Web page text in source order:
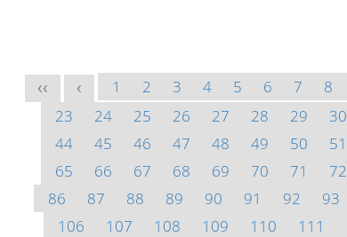
<< < 1 2 3 4 5 6 7 8
23
24 25 26 27 28 29 30
44
45 46 47 48 49 50 51
65
66 67 68 69 70 71 72
86
87 88 89 90 91 92 93
106
107 108 109 110 111